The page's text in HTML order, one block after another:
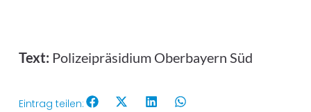
Text: Polizeipräsidium Oberbayern Süd
Eintrag teilen: